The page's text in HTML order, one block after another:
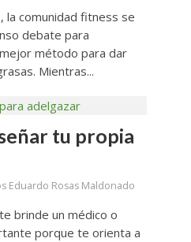
la comunidad fitness se
debate para
método para dar
Mientras...
tu propia
Eduardo Rosas Maldonado
brinde un médico o
porque te orienta a